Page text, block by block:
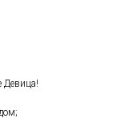
Девица!